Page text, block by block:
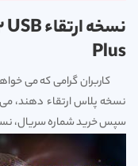
Plus
نسخه پلاس ارتقاء دهند،
سپس خرید شماره سریال،